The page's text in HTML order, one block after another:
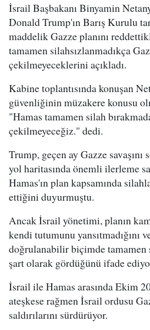
İsrail Başbakanı Binyamin
Donald Trump'ın Barış Kurulu
maddelik Gazze planını
tamamen silahsızlanmadıkça
çekilmeyeceklerini açıkladı.
Kabine toplantısında konuşan
güvenliğinin müzakere konusu
"Hamas tamamen silah
çekilmeyeceğiz." dedi.
Trump, geçen ay Gazze
yol haritasında önemli ilerleme
Hamas'ın plan kapsamında
ettiğini duyurmuştu.
Ancak İsrail yönetimi, planın
kendi tutumunu yansıtmadığını
doğrulanabilir biçimde tamamen
şart olarak gördüğünü ifade
İsrail ile Hamas arasında Ekim
ateşkese rağmen İsrail ordusu
saldırılarını sürdürüyor.